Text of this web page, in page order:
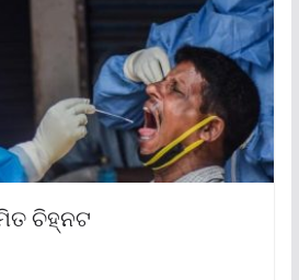
ଚିହ୍ନଟ